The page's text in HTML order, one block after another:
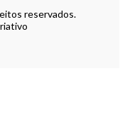
reservados.